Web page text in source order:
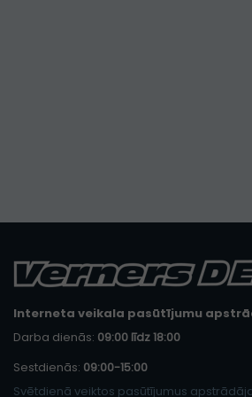
Interneta veikala pasūtījumu
Darba dienās: 09:00 līdz 18:00
Sestdienās: 09:00-15:00
Svētdienā veiktos pasūtījumus